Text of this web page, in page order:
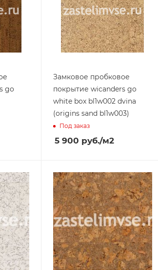
go
Замковое пробковое
покрытие wicanders go
white box bl1w002 dvina
(origins sand bl1w003)
Под заказ
5 900 руб./м2